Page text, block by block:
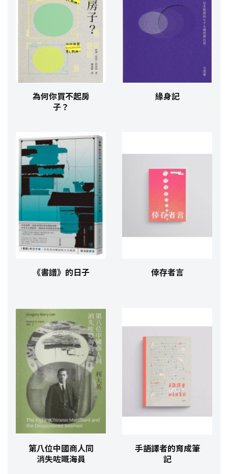
為何你買不起房
子？
緣身記
《書譜》的日子 倖存者言
第八位中國商人同
消失咗嘅海員
手語譯者的育成筆
記